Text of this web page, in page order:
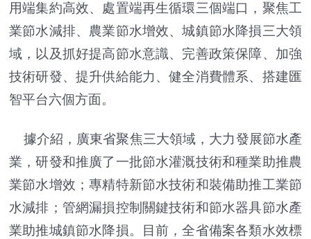
用端集約高效、處置端再生循環三個端口，聚焦工
業節水減排、農業節水增效、城鎮節水降損三大領
域，以及抓好提高節水意識、完善政策保障、加強
技術研發、提升供給能力、健全消費體系、搭建匯
智平台六個方面。
據介紹，廣東省聚焦三大領域，大力發展節水產
業，研發和推廣了一批節水灌溉技術和種業助推農
業節水增效；專精特新節水技術和裝備助推工業節
水減排；管網漏損控制關鍵技術和節水器具節水產
業助推城鎮節水降損。目前，全省備案各類水效標